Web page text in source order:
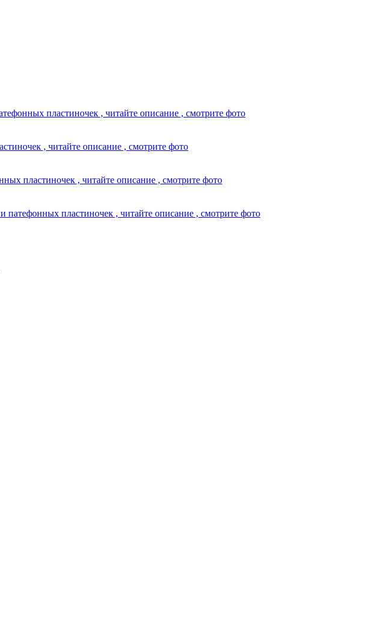
пластиночек , читайте описание , смотрите фото
, читайте описание , смотрите фото
пластиночек , читайте описание , смотрите фото
пластиночек , читайте описание , смотрите фото